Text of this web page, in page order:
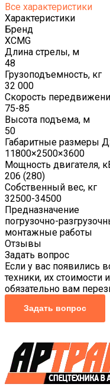
Все характеристики
Характеристики
Бренд
XCMG
Длина стрелы, м
48
Грузоподъемность, кг
32 000
Скорость
75-85
Высота подъема, м
50
Габаритные размеры
11800×2500×3600
Мощность двигателя,
206 (280)
Собственный вес, кг
32500-34500
Предназначение
погрузочно-
монтажные работы
Отзывы
Задать вопрос
Если у вас появились
техники, их стоимости
обязательно вам
Задать вопрос